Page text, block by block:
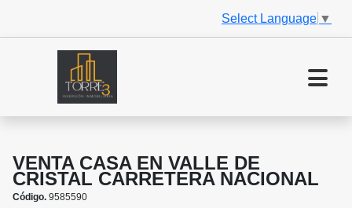
Select Language ▼
VENTA CASA EN VALLE DE
CRISTAL CARRETERA NACIONAL
Código. 9585590